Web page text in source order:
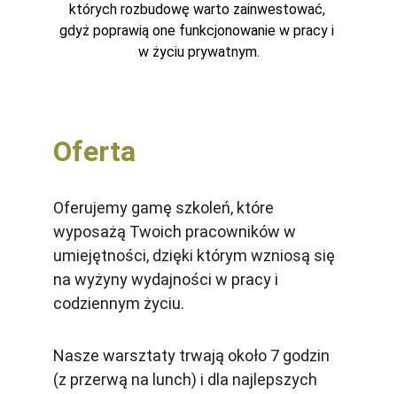
których rozbudowę warto zainwestować,
gdyż poprawią one funkcjonowanie w pracy i
w życiu prywatnym.
Oferta
Oferujemy gamę szkoleń, które
wyposażą Twoich pracowników w
umiejętności, dzięki którym wzniosą się
na wyżyny wydajności w pracy i
codziennym życiu.
Nasze warsztaty trwają około 7 godzin
(z przerwą na lunch) i dla najlepszych